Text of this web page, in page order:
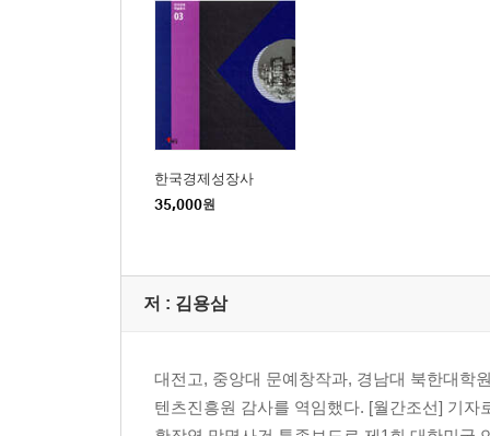
/ 방패사단의 위안부 문옥주 / 과연 성노예였던가 /
24. 해방 40여 년간 위안부 문제는 없었다_주익종
오랫동안 위안부는 거론되지 않았다 / 위안부는
25. 한일 관계 파탄 나도록_주익종
정대협의 공세 / 일본 정부의 사과 / 정대협, 일
문재인 정권, 2015년 위안부 합의마저 폐기 / 강
에필로그 반일 종족주의의 업보_이영훈
찾아보기
한국경제성장사
35,000원
저 : 김용삼
대전고, 중앙대 문예창작과, 경남대 북한대학
텐츠진흥원 감사를 역임했다. [월간조선] 기